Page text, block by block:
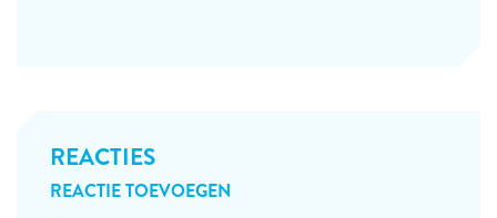
REACTIES
REACTIE TOEVOEGEN